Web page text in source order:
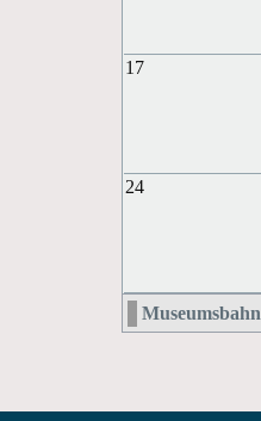
17
24
Museumsbahn